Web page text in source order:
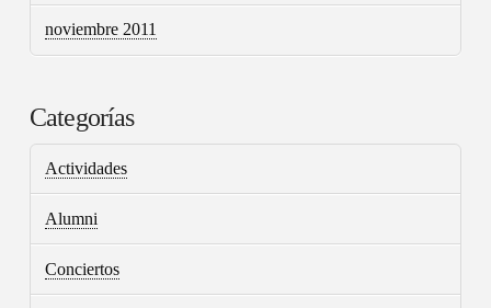
noviembre 2011
Categorías
Actividades
Alumni
Conciertos